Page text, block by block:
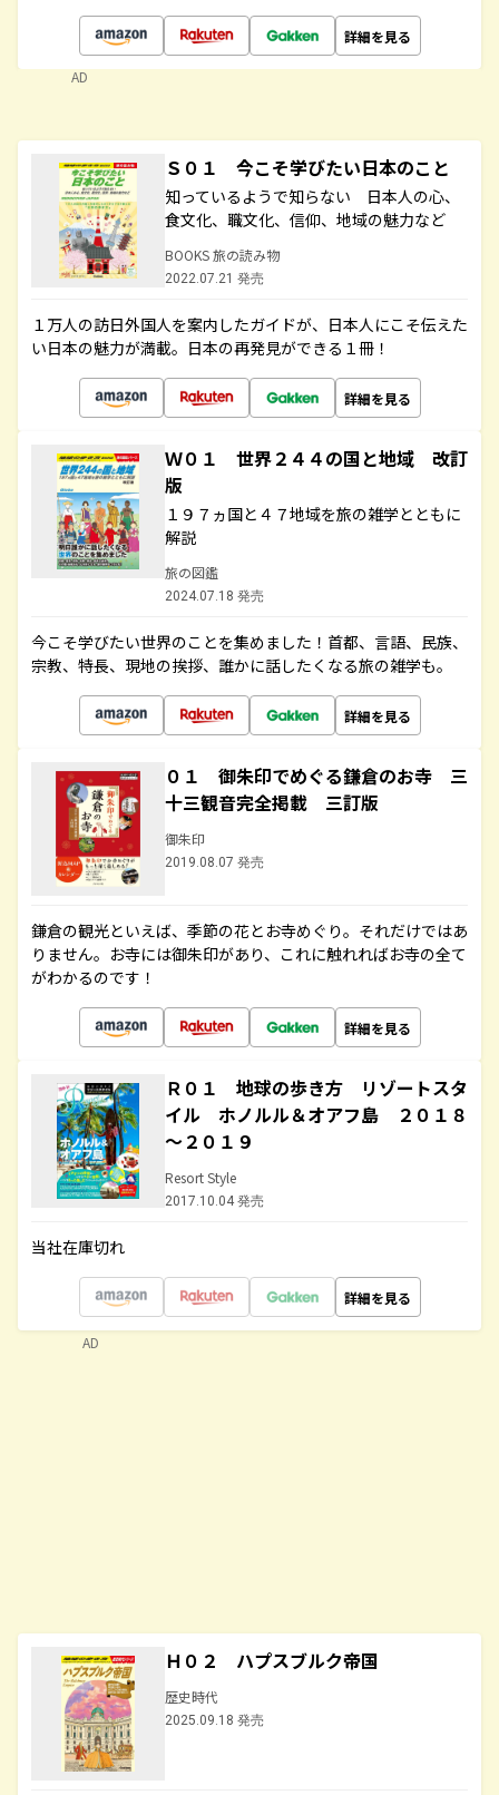
詳細を見る
AD
Ｓ０１ 今こそ学びたい日本のこと
知っているようで知らない 日本人の心、
食文化、職文化、信仰、地域の魅力など
BOOKS 旅の読み物
2022.07.21 発売
１万人の訪日外国人を案内したガイドが、日本人にこそ伝えた
い日本の魅力が満載。日本の再発見ができる１冊！
詳細を見る
Ｗ０１ 世界２４４の国と地域 改訂
版
１９７ヵ国と４７地域を旅の雑学とともに
解説
旅の図鑑
2024.07.18 発売
今こそ学びたい世界のことを集めました！首都、言語、民族、
宗教、特長、現地の挨拶、誰かに話したくなる旅の雑学も。
詳細を見る
０１ 御朱印でめぐる鎌倉のお寺 三
十三観音完全掲載 三訂版
御朱印
2019.08.07 発売
鎌倉の観光といえば、季節の花とお寺めぐり。それだけではあ
りません。お寺には御朱印があり、これに触れればお寺の全て
がわかるのです！
詳細を見る
Ｒ０１ 地球の歩き方 リゾートスタ
イル ホノルル＆オアフ島 ２０１８
～２０１９
Resort Style
2017.10.04 発売
当社在庫切れ
詳細を見る
Ｈ０２ ハプスブルク帝国
歴史時代
2025.09.18 発売
AD